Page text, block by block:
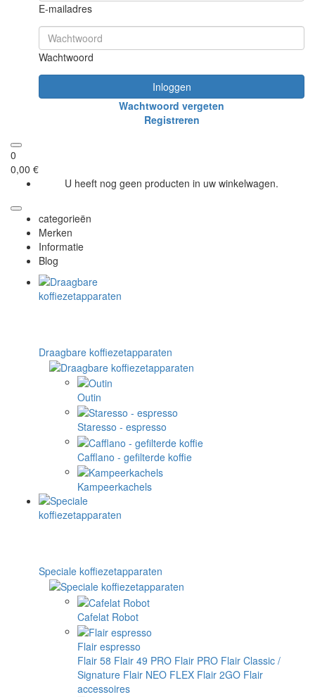
E-mailadres
Wachtwoord
Inloggen
Wachtwoord vergeten
Registreren
0
0,00 €
U heeft nog geen producten in uw winkelwagen.
categorieën
Merken
Informatie
Blog
Draagbare koffiezetapparaten
Outin
Staresso - espresso
Cafflano - gefilterde koffie
Kampeerkachels
Speciale koffiezetapparaten
Cafelat Robot
Flair espresso
Flair 58 Flair 49 PRO Flair PRO Flair Classic /
Signature Flair NEO FLEX Flair 2GO Flair
accessoires